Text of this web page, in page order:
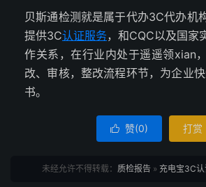
贝斯通检测就是属于代办3C代办机
提供3C认证服务，和CQC以及国家
作关系，在行业内处于遥遥领xian
改、审核，整改流程环节，为企业
书。
 赞(0) 打赏
未经允许不得转载： 质检报告» 充电宝3C